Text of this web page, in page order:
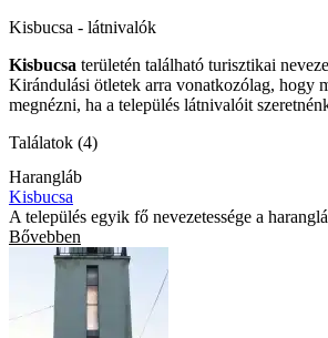
Kisbucsa - látnivalók
Kisbucsa területén található turisztikai
Kirándulási ötletek arra vonatkozólag, hogy
megnézni, ha a település látnivalóit
Találatok (4)
Harangláb
Kisbucsa
A település egyik fő nevezetessége a
Bővebben